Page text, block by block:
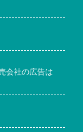
会社の広告は